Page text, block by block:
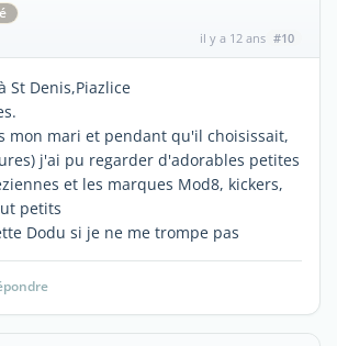
il y a 12 ans #10
St Denis,Piazlice
mon mari et pendant qu'il choisissait,
j'ai pu regarder d'adorables petites
et les marques Mod8, kickers,
petits
Dodu si je ne me trompe pas